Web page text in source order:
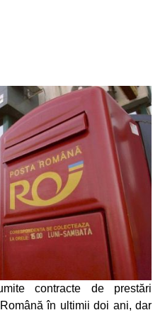
contracte de prestări
în ultimii doi ani, dar